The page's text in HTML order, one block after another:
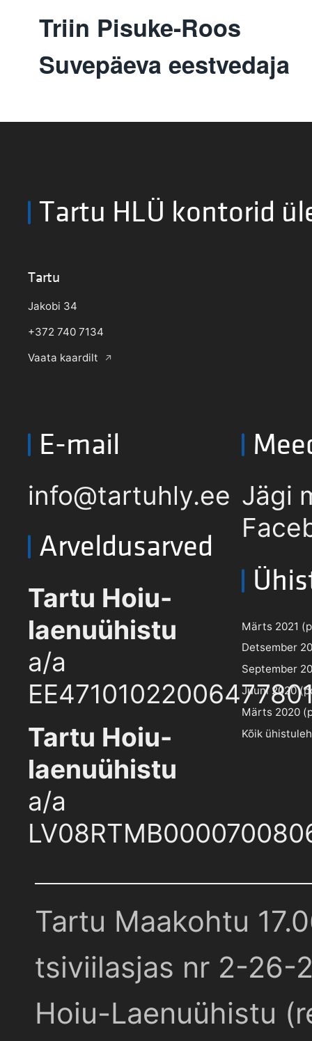
Triin Pisuke-Roos
Suvepäeva eestvedaja
Tartu HLÜ kontorid
Tartu
Jakobi 34
+372 740 7134
Vaata kaardilt
E-mail
info@tartuhly.ee
Arveldusarved
Tartu Hoiu-
laenuühistu
a/a
Tartu Hoiu-
laenuühistu
a/a
Jägi
Märts 2021
Detsember
September
Juuni 2020
Märts 2020
Kõik
Tartu Maakohtu
tsiviilasjas nr 2-26-
Hoiu-Laenuühistu